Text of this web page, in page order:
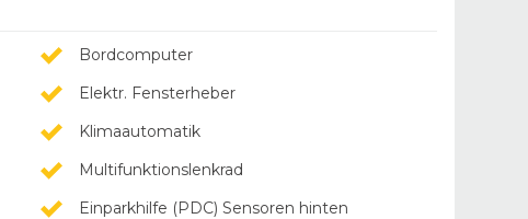
Bordcomputer
Elektr. Fensterheber
Klimaautomatik
Multifunktionslenkrad
Einparkhilfe (PDC) Sensoren hinten